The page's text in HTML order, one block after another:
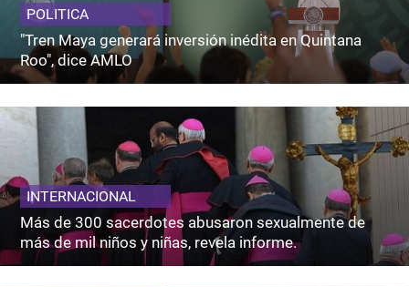
POLITICA
"Tren Maya generará inversión inédita en Quintana
Roo", dice AMLO
INTERNACIONAL
Más de 300 sacerdotes abusaron sexualmente de
más de mil niños y niñas, revela informe.